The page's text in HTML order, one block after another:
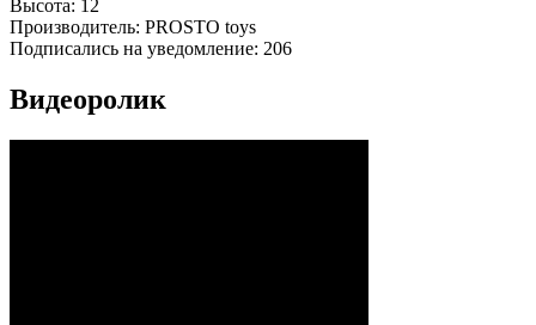
Высота: 12
Производитель: PROSTO toys
Подписались на уведомление: 206
Видеоролик